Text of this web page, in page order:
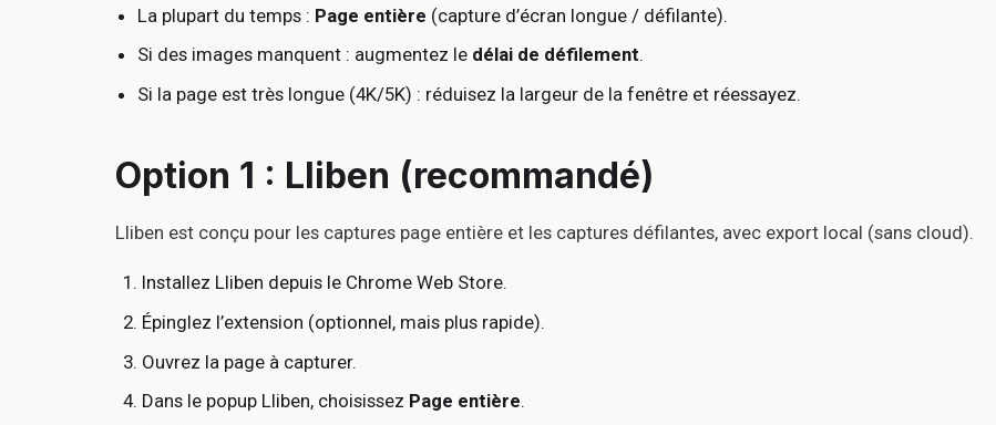
La plupart du temps : Page entière (capture d’écran longue / défilante).
Si des images manquent : augmentez le délai de défilement.
Si la page est très longue (4K/5K) : réduisez la largeur de la fenêtre et réessayez.
Option 1 : Lliben (recommandé)
Lliben est conçu pour les captures page entière et les captures défilantes, avec export local (sans cloud).
Installez Lliben depuis le Chrome Web Store.
Épinglez l’extension (optionnel, mais plus rapide).
Ouvrez la page à capturer.
Dans le popup Lliben, choisissez Page entière.